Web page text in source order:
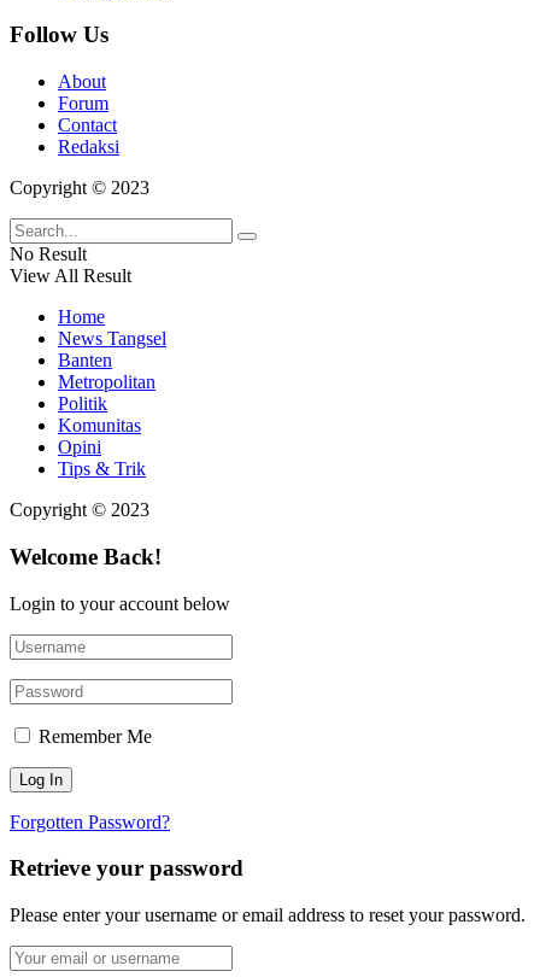
Follow Us
About
Forum
Contact
Redaksi
Copyright © 2023
No Result
View All Result
Home
News Tangsel
Banten
Metropolitan
Politik
Komunitas
Opini
Tips & Trik
Copyright © 2023
Welcome Back!
Login to your account below
Remember Me
Forgotten Password?
Retrieve your password
Please enter your username or email address to reset your password.